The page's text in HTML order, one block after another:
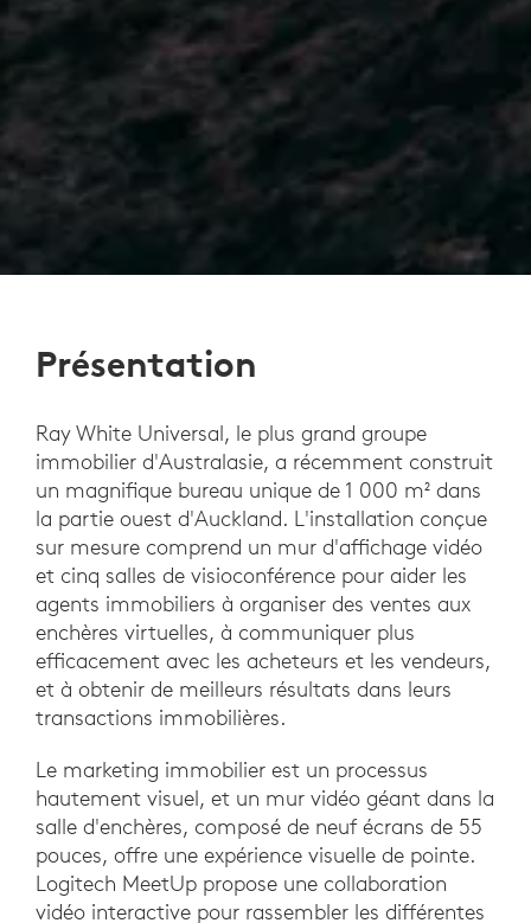
Présentation
Ray White Universal, le plus grand groupe
immobilier d'Australasie, a récemment construit
un magnifique bureau unique de 1 000 m² dans
la partie ouest d'Auckland. L'installation conçue
sur mesure comprend un mur d'affichage vidéo
et cinq salles de visioconférence pour aider les
agents immobiliers à organiser des ventes aux
enchères virtuelles, à communiquer plus
efficacement avec les acheteurs et les vendeurs,
et à obtenir de meilleurs résultats dans leurs
transactions immobilières.
Le marketing immobilier est un processus
hautement visuel, et un mur vidéo géant dans la
salle d'enchères, composé de neuf écrans de 55
pouces, offre une expérience visuelle de pointe.
Logitech MeetUp propose une collaboration
vidéo interactive pour rassembler les différentes